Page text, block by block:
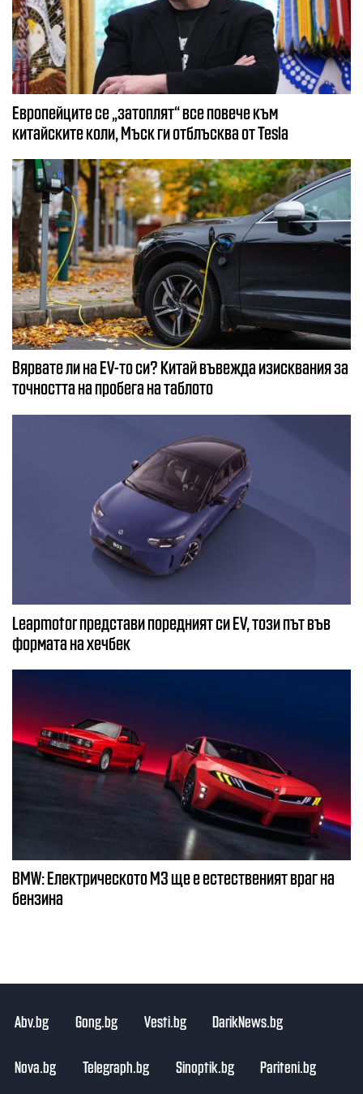
Европейците се „затоплят“ все повече към
китайските коли, Мъск ги отблъсква от Tesla
Вярвате ли на EV-то си? Китай въвежда изисквания за
точността на пробега на таблото
Leapmotor представи поредният си EV, този път във
формата на хечбек
BMW: Електрическото М3 ще е естественият враг на
бензина
Abv.bg Gong.bg Vesti.bg DarikNews.bg
Nova.bg Telegraph.bg Sinoptik.bg Pariteni.bg